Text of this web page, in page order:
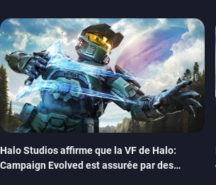
Halo Studios affirme que la VF de Halo:
Campaign Evolved est assurée par des